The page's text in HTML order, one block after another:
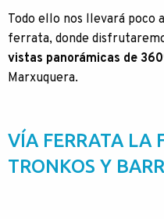
Todo ello nos llevará poco
ferrata, donde
vistas panorámicas de
Marxuquera.
VÍA FERRATA LA
TRONKOS Y